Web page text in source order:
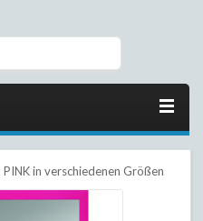
PINK in verschiedenen Größen